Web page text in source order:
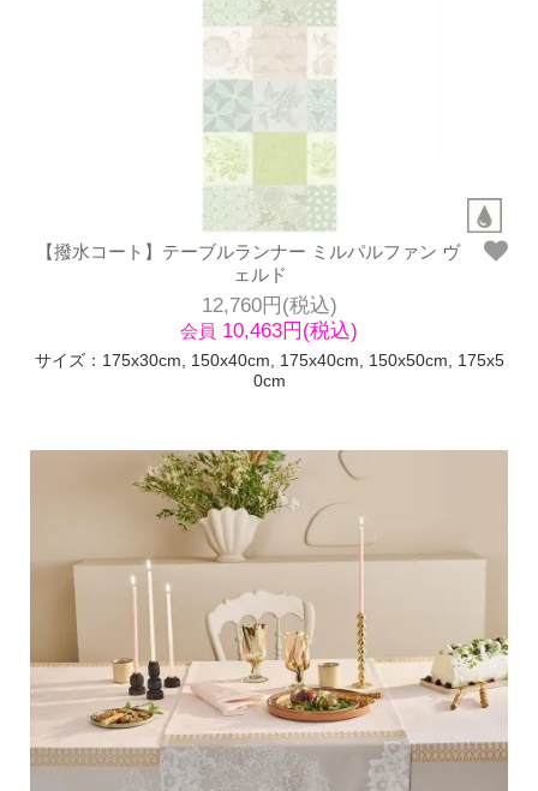
【撥水コート】テーブルランナー ミルパルファン ヴ
ェルド
12,760円(税込)
会員 10,463円(税込)
サイズ：175x30cm, 150x40cm, 175x40cm, 150x50cm, 175x5
0cm